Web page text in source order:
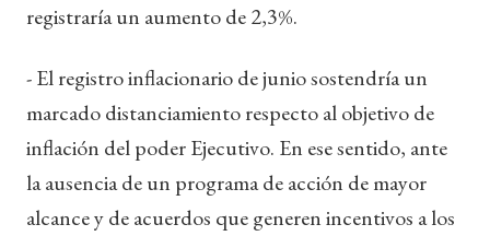
registraría un aumento de 2,3%.
- El registro inflacionario de junio sostendría un
marcado distanciamiento respecto al objetivo de
inflación del poder Ejecutivo. En ese sentido, ante
la ausencia de un programa de acción de mayor
alcance y de acuerdos que generen incentivos a los